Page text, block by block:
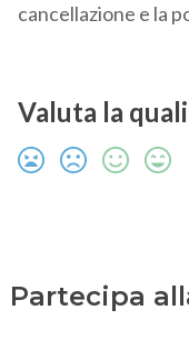
cancellazione e la
Valuta la
Partecipa